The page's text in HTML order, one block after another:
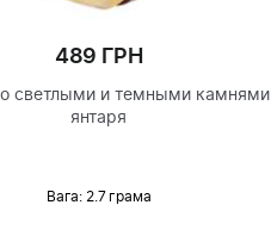
489 ГРН
светлыми и темными камнями
янтаря
Вага: 2.7 грама